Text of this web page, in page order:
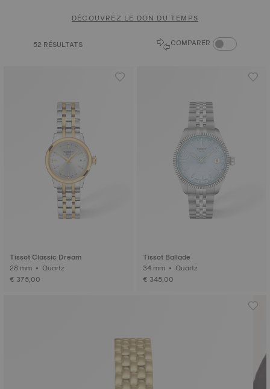
DÉCOUVREZ LE DON DU TEMPS
52 RÉSULTATS COMPARER COMPARER LES
Tissot Classic Dream
28 mm • Quartz
€ 375,00
Tissot Ballade
34 mm • Quartz
€ 345,00